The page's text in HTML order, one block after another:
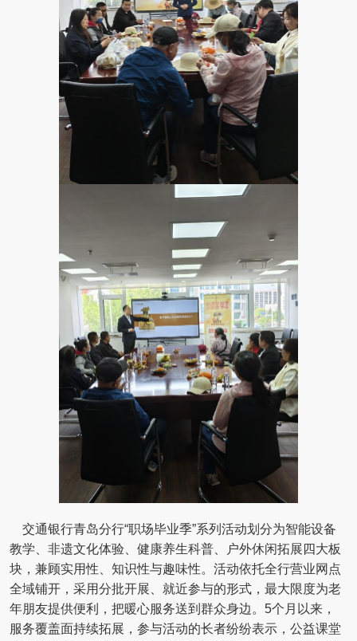
交通银行青岛分行“职场毕业季”系列活动划分为智能设备
教学、非遗文化体验、健康养生科普、户外休闲拓展四大板
块，兼顾实用性、知识性与趣味性。活动依托全行营业网点
全域铺开，采用分批开展、就近参与的形式，最大限度为老
年朋友提供便利，把暖心服务送到群众身边。5个月以来，
服务覆盖面持续拓展，参与活动的长者纷纷表示，公益课堂